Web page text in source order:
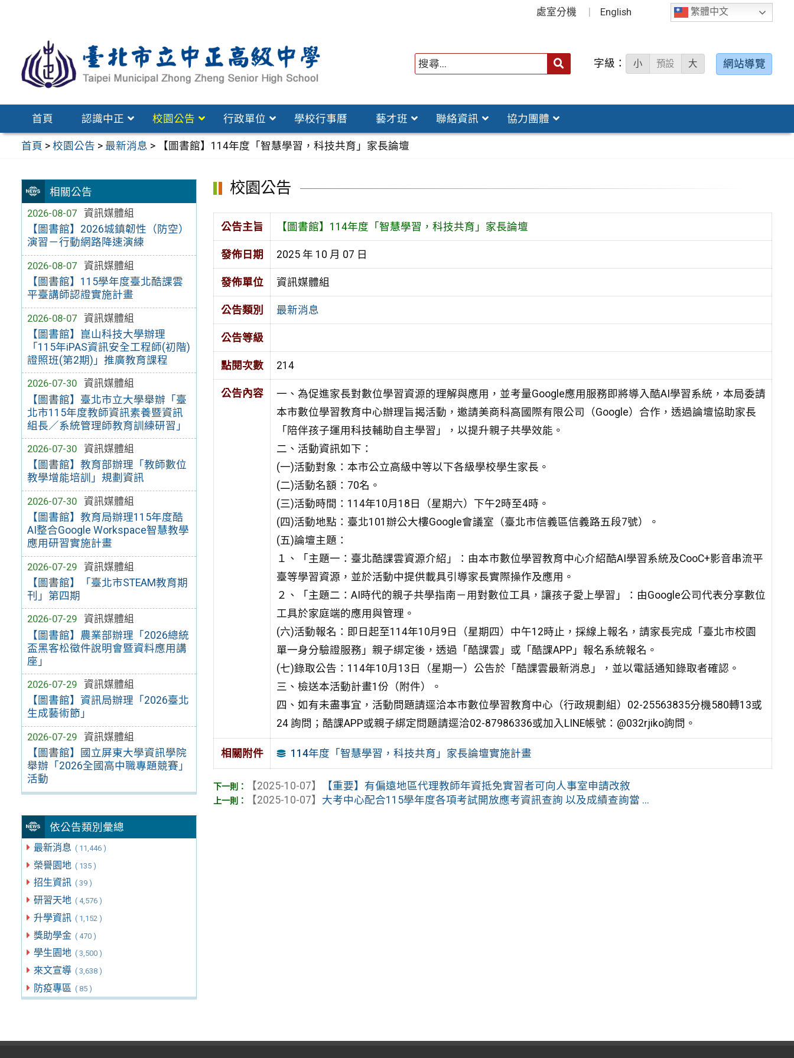
區
繁體中文
處室分機 English
字級： 小 預設 大 網站導覽
首頁 認識中正 校園公告 行政單位 學校行事曆 藝才班 聯絡資訊 協力團體
首頁 >校園公告 > 最新消息 > 【圖書館】114年度「智慧學習，科技共育」家長論壇
相關公告
2026-08-07
資訊媒體組
【圖書館】2026城鎮韌性（防空）
演習－行動網路降速演練
2026-08-07
資訊媒體組
【圖書館】115學年度臺北酷課雲
平臺講師認證實施計畫
2026-08-07
資訊媒體組
【圖書館】崑山科技大學辦理
「115年iPAS資訊安全工程師(初階)
證照班(第2期)」推廣教育課程
2026-07-30
資訊媒體組
【圖書館】臺北市立大學舉辦「臺
北市115年度教師資訊素養暨資訊
組長／系統管理師教育訓練研習」
2026-07-30
資訊媒體組
【圖書館】教育部辦理「教師數位
教學增能培訓」規劃資訊
2026-07-30
資訊媒體組
【圖書館】教育局辦理115年度酷
AI整合Google Workspace智慧教學
應用研習實施計畫
2026-07-29
資訊媒體組
【圖書館】「臺北市STEAM教育期
刊」第四期
2026-07-29
資訊媒體組
【圖書館】農業部辦理「2026總統
盃黑客松徵件說明會暨資料應用講
座」
2026-07-29
資訊媒體組
【圖書館】資訊局辦理「2026臺北
生成藝術節」
2026-07-29
資訊媒體組
【圖書館】國立屏東大學資訊學院
舉辦「2026全國高中職專題競賽」
活動
依公告類別彙總
最新消息 ( 11,446 )
榮譽園地 ( 135 )
招生資訊 ( 39 )
研習天地 ( 4,576 )
升學資訊 ( 1,152 )
獎助學金 ( 470 )
學生園地 ( 3,500 )
來文宣導 ( 3,638 )
防疫專區 ( 85 )
校園公告
公告主旨 【圖書館】114年度「智慧學習，科技共育」家長論壇
發佈日期 2025 年 10 月 07 日
發佈單位 資訊媒體組
公告類別 最新消息
公告等級
點閱次數 214
公告內容
一、為促進家長對數位學習資源的理解與應用，並考量Google應用服務即將導入酷AI學習系統，本局委請
本市數位學習教育中心辦理旨揭活動，邀請美商科高國際有限公司（Google）合作，透過論壇協助家長
「陪伴孩子運用科技輔助自主學習」，以提升親子共學效能。
二、活動資訊如下：
(一)活動對象：本市公立高級中等以下各級學校學生家長。
(二)活動名額：70名。
(三)活動時間：114年10月18日（星期六）下午2時至4時。
(四)活動地點：臺北101辦公大樓Google會議室（臺北市信義區信義路五段7號）。
(五)論壇主題：
１、「主題一：臺北酷課雲資源介紹」：由本市數位學習教育中心介紹酷AI學習系統及CooC+影音串流平
臺等學習資源，並於活動中提供載具引導家長實際操作及應用。
２、「主題二：AI時代的親子共學指南－用對數位工具，讓孩子愛上學習」：由Google公司代表分享數位
工具於家庭端的應用與管理。
(六)活動報名：即日起至114年10月9日（星期四）中午12時止，採線上報名，請家長完成「臺北市校園
單一身分驗證服務」親子綁定後，透過「酷課雲」或「酷課APP」報名系統報名。
(七)錄取公告：114年10月13日（星期一）公告於「酷課雲最新消息」，並以電話通知錄取者確認。
三、檢送本活動計畫1份（附件）。
四、如有未盡事宜，活動問題請逕洽本市數位學習教育中心（行政規劃組）02-25563835分機580轉13或
24 詢問；酷課APP或親子綁定問題請逕洽02-87986336或加入LINE帳號：@032rjiko詢問。
相關附件 114年度「智慧學習，科技共育」家長論壇實施計畫
【2025-10-07】
【重要】有偏遠地區代理教師年資抵免實習者可向人事室申請改敘
【2025-10-07】 大考中心配合115學年度各項考試開放應考資訊查詢 以及成績查詢當 ...